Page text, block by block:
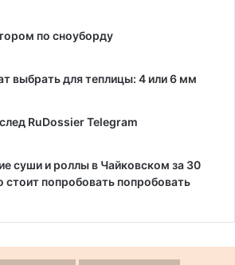
по сноуборду
выбрать для теплицы: 4 или 6 мм
RuDossier Telegram
суши и роллы в Чайковском за 30
стоит попробовать попробовать